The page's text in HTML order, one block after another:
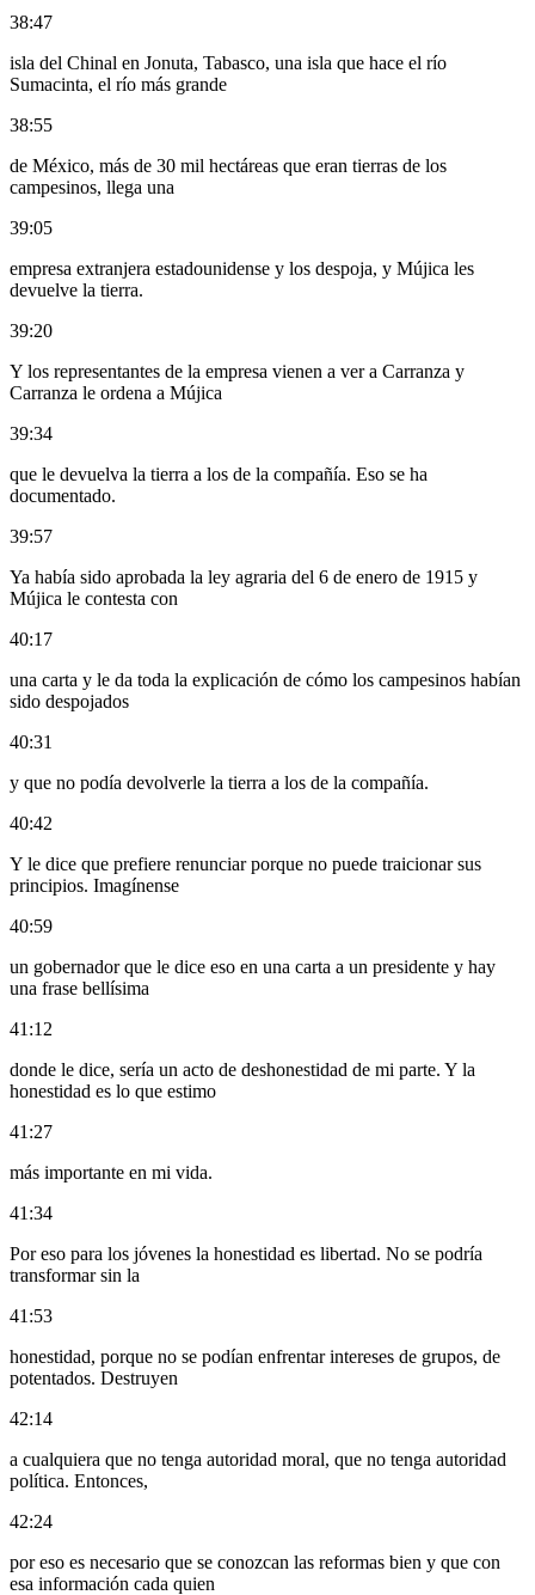
38:47
isla del Chinal en Jonuta, Tabasco, una isla que hace el río
Sumacinta, el río más grande
38:55
de México, más de 30 mil hectáreas que eran tierras de los
campesinos, llega una
39:05
empresa extranjera estadounidense y los despoja, y Mújica les
devuelve la tierra.
39:20
Y los representantes de la empresa vienen a ver a Carranza y
Carranza le ordena a Mújica
39:34
que le devuelva la tierra a los de la compañía. Eso se ha
documentado.
39:57
Ya había sido aprobada la ley agraria del 6 de enero de 1915 y
Mújica le contesta con
40:17
una carta y le da toda la explicación de cómo los campesinos habían
sido despojados
40:31
y que no podía devolverle la tierra a los de la compañía.
40:42
Y le dice que prefiere renunciar porque no puede traicionar sus
principios. Imagínense
40:59
un gobernador que le dice eso en una carta a un presidente y hay
una frase bellísima
41:12
donde le dice, sería un acto de deshonestidad de mi parte. Y la
honestidad es lo que estimo
41:27
más importante en mi vida.
41:34
Por eso para los jóvenes la honestidad es libertad. No se podría
transformar sin la
41:53
honestidad, porque no se podían enfrentar intereses de grupos, de
potentados. Destruyen
42:14
a cualquiera que no tenga autoridad moral, que no tenga autoridad
política. Entonces,
42:24
por eso es necesario que se conozcan las reformas bien y que con
esa información cada quien